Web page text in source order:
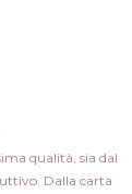
qualità, sia dal
Dalla carta